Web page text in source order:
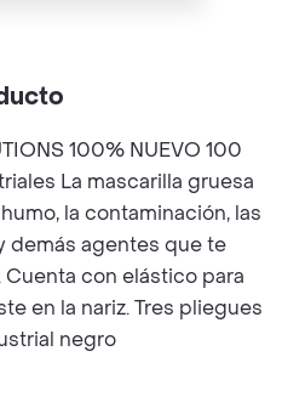
100% NUEVO 100
La mascarilla gruesa
la contaminación, las
demás agentes que te
con elástico para
en la nariz. Tres pliegues
negro